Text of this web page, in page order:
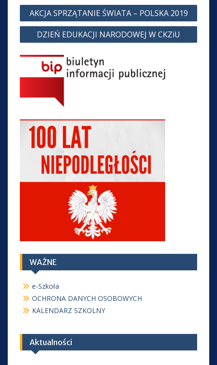
Nawigacja
wpisu
AKCJA SPRZĄTANIE ŚWIATA – POLSKA 2019
DZIEŃ EDUKACJI NARODOWEJ W CKZiU
WAŻNE
e-Szkoła
OCHRONA DANYCH OSOBOWYCH
KALENDARZ SZKOLNY
Aktualności